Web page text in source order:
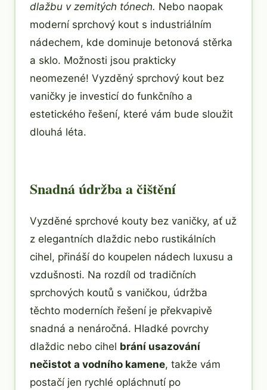
dlažbu v zemitých tónech. Nebo naopak
moderní sprchový kout s industriálním
nádechem, kde dominuje betonová stěrka
a sklo. Možnosti jsou prakticky
neomezené! Vyzděný sprchový kout bez
vaničky je investicí do funkčního a
estetického řešení, které vám bude sloužit
dlouhá léta.
Snadná údržba a čištění
Vyzděné sprchové kouty bez vaničky, ať už
z elegantních dlaždic nebo rustikálních
cihel, přináší do koupelen nádech luxusu a
vzdušnosti. Na rozdíl od tradičních
sprchových koutů s vaničkou, údržba
těchto moderních řešení je překvapivě
snadná a nenáročná. Hladké povrchy
dlaždic nebo cihel brání usazování
nečistot a vodního kamene, takže vám
postačí jen rychlé opláchnutí po